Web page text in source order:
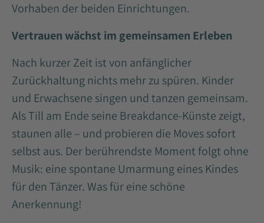
Vorhaben der beiden Einrichtungen.
Vertrauen wächst im gemeinsamen Erleben
Nach kurzer Zeit ist von anfänglicher
Zurückhaltung nichts mehr zu spüren. Kinder
und Erwachsene singen und tanzen gemeinsam.
Als Till am Ende seine Breakdance-Künste zeigt,
staunen alle – und probieren die Moves sofort
selbst aus. Der berührendste Moment folgt ohne
Musik: eine spontane Umarmung eines Kindes
für den Tänzer. Was für eine schöne
Anerkennung!